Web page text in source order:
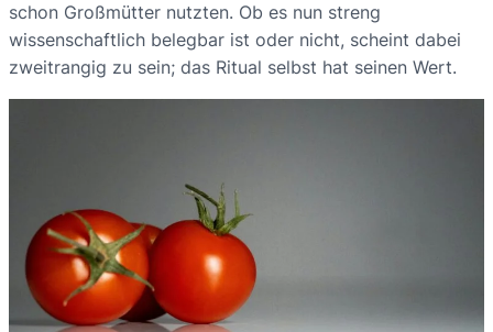
schon Großmütter nutzten. Ob es nun streng
wissenschaftlich belegbar ist oder nicht, scheint dabei
zweitrangig zu sein; das Ritual selbst hat seinen Wert.